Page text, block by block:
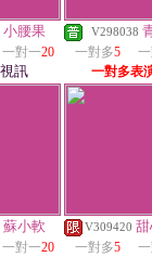
小腰果
一對一20
訊
V298038
一對多5
一對多表
蘇小軟
一對一20
V309420
一對多5